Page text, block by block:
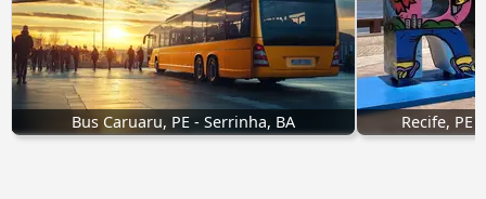
Bus Caruaru, PE - Serrinha, BA Recife, PE